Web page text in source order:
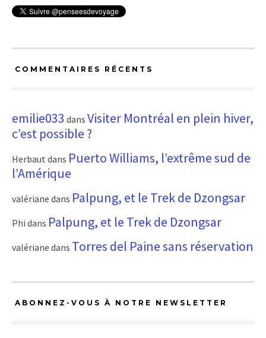
COMMENTAIRES RÉCENTS
emilie033 dans Visiter Montréal en plein hiver,
c’est possible ?
Herbaut dans Puerto Williams, l’extrême sud de
l’Amérique
valériane dans Palpung, et le Trek de Dzongsar
Phi dans Palpung, et le Trek de Dzongsar
valériane dans Torres del Paine sans réservation
ABONNEZ-VOUS À NOTRE NEWSLETTER